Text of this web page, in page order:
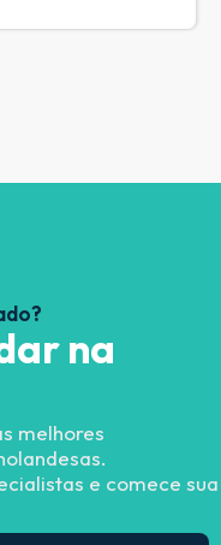
na
melhores
e comece sua